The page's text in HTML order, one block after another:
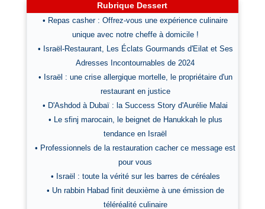
Rubrique Dessert
• Repas casher : Offrez-vous une expérience culinaire
unique avec notre cheffe à domicile !
• Israël-Restaurant, Les Éclats Gourmands d'Eilat et Ses
Adresses Incontournables de 2024
• Israël : une crise allergique mortelle, le propriétaire d'un
restaurant en justice
• D'Ashdod à Dubaï : la Success Story d'Aurélie Malai
• Le sfinj marocain, le beignet de Hanukkah le plus
tendance en Israël
• Professionnels de la restauration cacher ce message est
pour vous
• Israël : toute la vérité sur les barres de céréales
• Un rabbin Habad finit deuxième à une émission de
téléréalité culinaire